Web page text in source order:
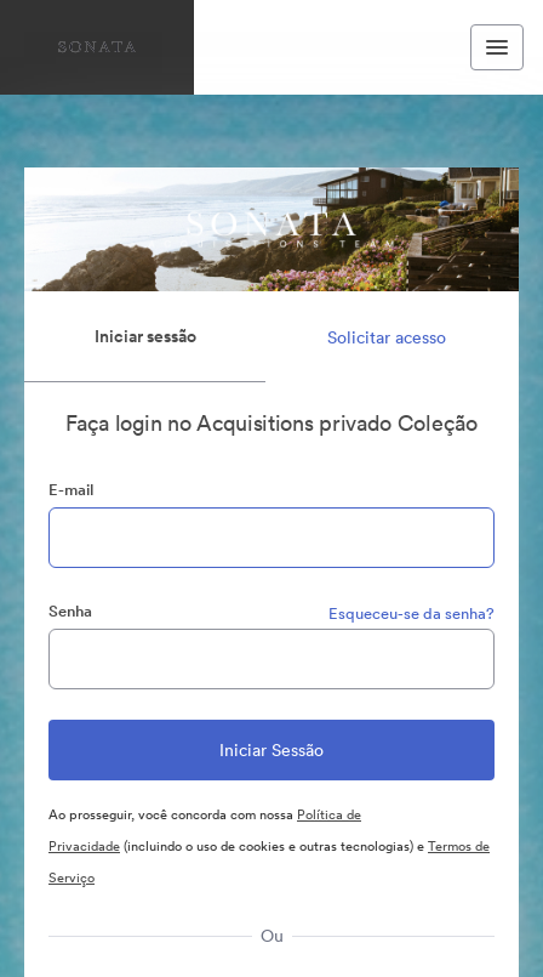
Iniciar sessão Solicitar acesso
Faça login no Acquisitions privado Coleção
E-mail
Senha Esqueceu-se da senha?
Ao prosseguir, você concorda com nossa Política de
Privacidade(incluindo o uso de cookies e outras tecnologias) eTermos de
Serviço
Ou